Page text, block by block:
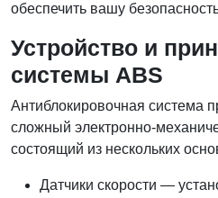
обеспечить вашу
Устройство и
системы ABS
Антиблокировочная система
сложный электронно-
состоящий из нескольких
Датчики скорости —